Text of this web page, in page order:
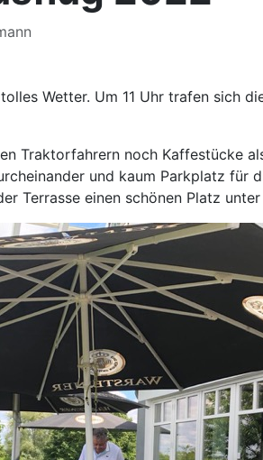
Wetter. Um 11 Uhr trafen sich
Traktorfahrern noch Kaffestücke
und kaum Parkplatz für
Terrasse einen schönen Platz